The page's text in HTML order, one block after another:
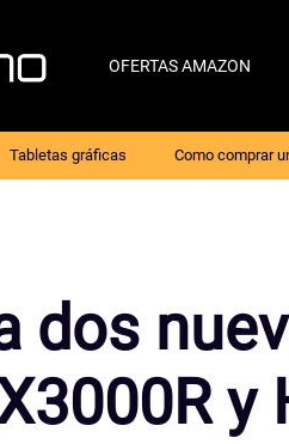
OFERTAS AMAZON
Tabletas gráficas Como comprar
dos
y